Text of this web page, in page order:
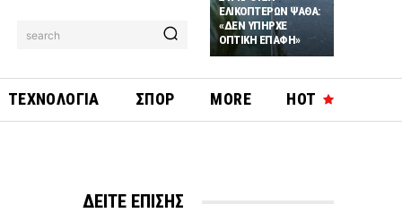
search
ΕΛΙΚΟΠΤΕΡΩΝ ΨΑΘΑ:
«ΔΕΝ ΥΠΗΡΧΕ
ΟΠΤΙΚΗ ΕΠΑΦΗ»
HOT
ΤΕΧΝΟΛΟΓΙΑ ΣΠΟΡ MORE
ΔΕΙΤΕ ΕΠΙΣΗΣ